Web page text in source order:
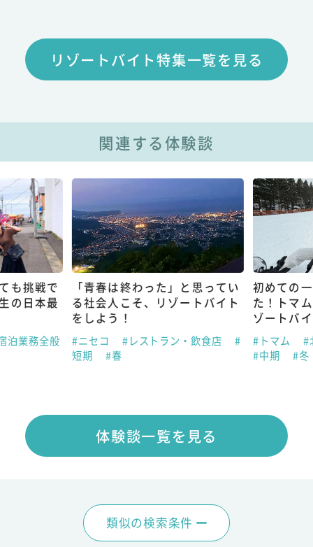
リゾートバイト特集一覧を見る
関連する体験談
も挑戦で
の日本最
泊業務全般
「青春は終わった」と思ってい
る社会人こそ、リゾートバイト
をしよう！
#ニセコ #レストラン・飲食店
#
短期
#春
初めての
た！トマ
ゾートバ
#トマム
#
#中期
#冬
体験談一覧を見る
類似の検索条件